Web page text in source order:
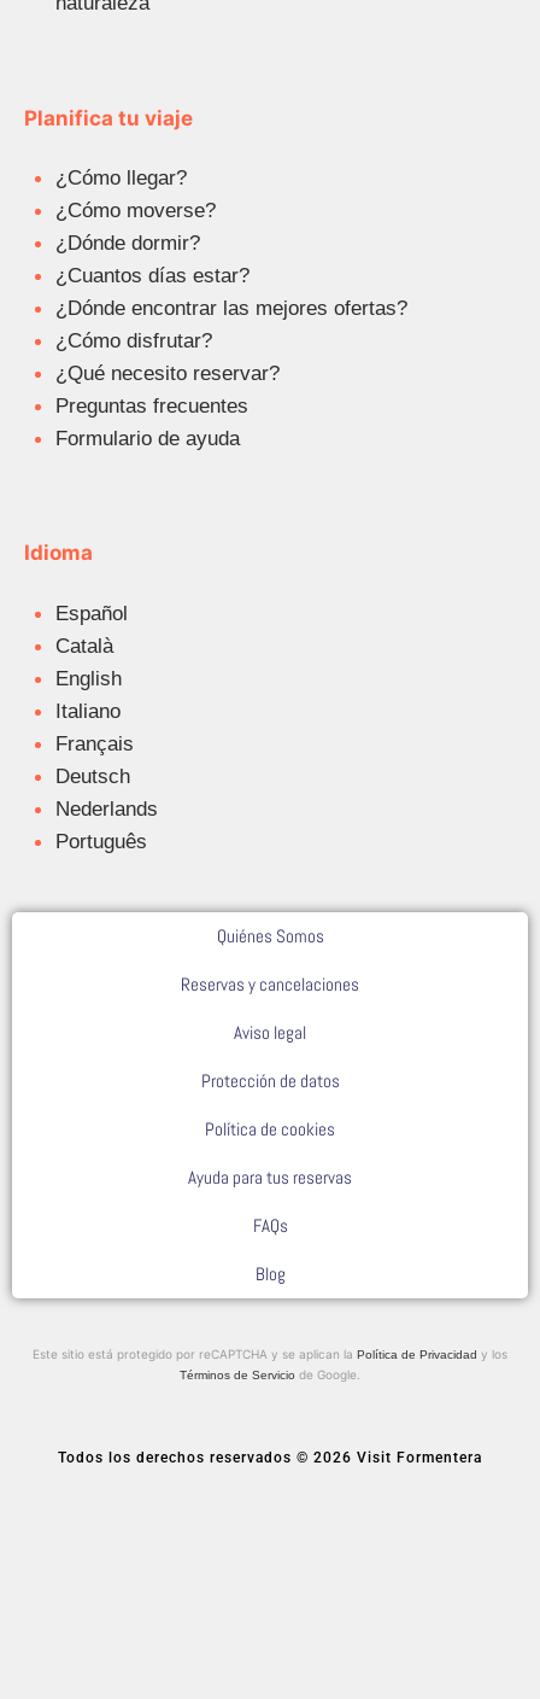
Planifica tu viaje
¿Cómo llegar?
¿Cómo moverse?
¿Dónde dormir?
¿Cuantos días estar?
¿Dónde encontrar las mejores ofertas?
¿Cómo disfrutar?
¿Qué necesito reservar?
Preguntas frecuentes
Formulario de ayuda
Idioma
Español
Català
English
Italiano
Français
Deutsch
Nederlands
Português
Quiénes Somos
Reservas y cancelaciones
Aviso legal
Protección de datos
Política de cookies
Ayuda para tus reservas
FAQs
Blog
Este sitio está protegido por reCAPTCHA y se aplican la Política de Privacidad y los
Términos de Servicio de Google.
Todos los derechos reservados © 2026 Visit Formentera